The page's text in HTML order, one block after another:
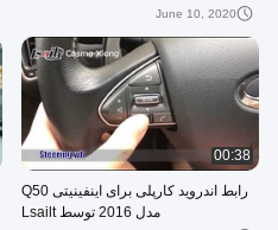
June 10, 2020
00:38
رابط اندروید کارپلی برای اینفینیتی Q50
مدل 2016 توسط Lsailt